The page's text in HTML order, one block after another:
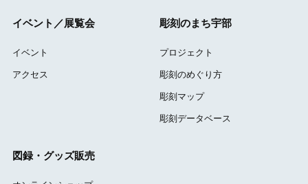
イベント／展覧会
イベント
アクセス
彫刻のまち宇部
プロジェクト
彫刻のめぐり方
彫刻マップ
彫刻データベース
図録・グッズ販売